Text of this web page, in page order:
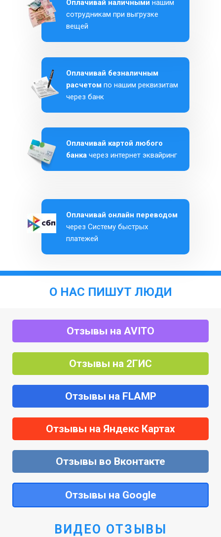
Оплачивай онлайн переводом
через Систему быстрых
платежей
Оплачивай картой любого
банка через интернет эквайринг
Оплачивай безналичным
расчетом по нашим реквизитам
через банк
Оплачивай наличными нашим
сотрудникам при выгрузке
вещей
О НАС ПИШУТ ЛЮДИ
Отзывы на AVITO
Отзывы на 2ГИС
Отзывы на FLAMP
Отзывы на Яндекс Картах
Отзывы во Вконтакте
Отзывы на Google
ВИДЕО ОТЗЫВЫ